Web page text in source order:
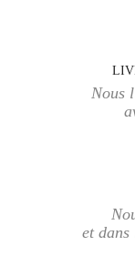
Nous
et dans